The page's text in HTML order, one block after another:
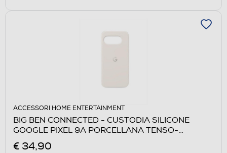
ACCESSORI HOME ENTERTAINMENT
BIG BEN CONNECTED - CUSTODIA SILICONE
GOOGLE PIXEL 9A PORCELLANA TENSO-
Porcellana
€ 34,90